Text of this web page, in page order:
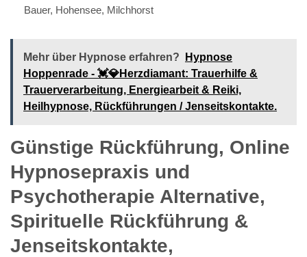
Bauer, Hohensee, Milchhorst
Mehr über Hypnose erfahren?
Hypnose
Hoppenrade - 💓️💎Herzdiamant: Trauerhilfe &
Trauerverarbeitung, Energiearbeit & Reiki,
Heilhypnose, Rückführungen / Jenseitskontakte.
Günstige Rückführung, Online
Hypnosepraxis und
Psychotherapie Alternative,
Spirituelle Rückführung &
Jenseitskontakte,